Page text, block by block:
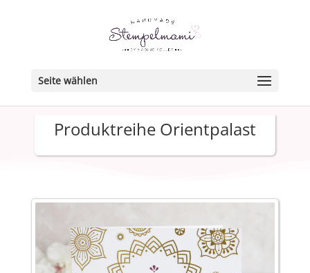
Seite wählen
Produktreihe Orientpalast